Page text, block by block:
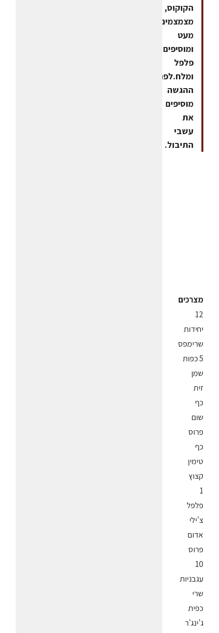
הקוקוס,
מצמצמים
מעט
ומוסיפים
פלפל
ומלח.לפני
ההגשה
מוסיפים
את
עשבי
התיבול.
מצרכים
12
יחידות
שרימפס
5 כפות
שמן
זית
כף
שום
פרוס
כף
טימין
קצוץ
1
פלפל
צ'ילי
אדום
פרוס
10
עגבניות
שרי
כפית
ג'ינג'ר